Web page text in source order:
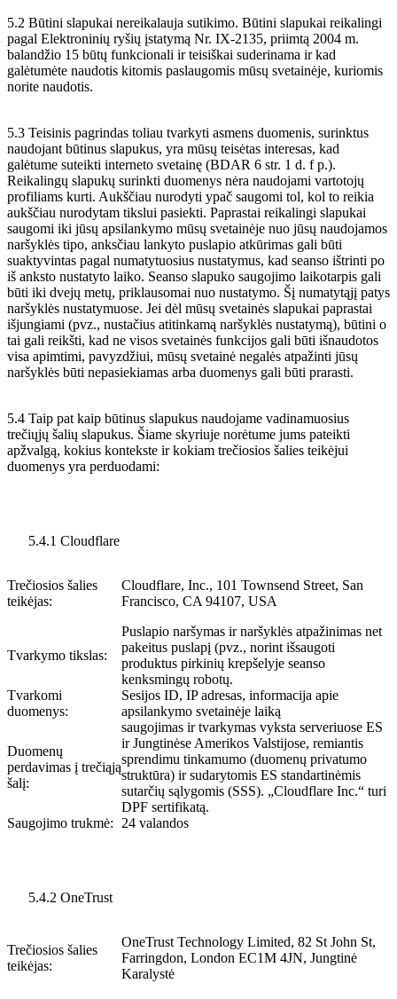
5.2 Būtini slapukai nereikalauja sutikimo. Būtini slapukai reikalingi
pagal Elektroninių ryšių įstatymą Nr. IX-2135, priimtą 2004 m.
balandžio 15 būtų funkcionali ir teisiškai suderinama ir kad
galėtumėte naudotis kitomis paslaugomis mūsų svetainėje, kuriomis
norite naudotis.
5.3 Teisinis pagrindas toliau tvarkyti asmens duomenis, surinktus
naudojant būtinus slapukus, yra mūsų teisėtas interesas, kad
galėtume suteikti interneto svetainę (BDAR 6 str. 1 d. f p.).
Reikalingų slapukų surinkti duomenys nėra naudojami vartotojų
profiliams kurti. Aukščiau nurodyti ypač saugomi tol, kol to reikia
aukščiau nurodytam tikslui pasiekti. Paprastai reikalingi slapukai
saugomi iki jūsų apsilankymo mūsų svetainėje nuo jūsų naudojamos
naršyklės tipo, anksčiau lankyto puslapio atkūrimas gali būti
suaktyvintas pagal numatytuosius nustatymus, kad seanso ištrinti po
iš anksto nustatyto laiko. Seanso slapuko saugojimo laikotarpis gali
būti iki dvejų metų, priklausomai nuo nustatymo. Šį numatytąjį patys
naršyklės nustatymuose. Jei dėl mūsų svetainės slapukai paprastai
išjungiami (pvz., nustačius atitinkamą naršyklės nustatymą), būtini o
tai gali reikšti, kad ne visos svetainės funkcijos gali būti išnaudotos
visa apimtimi, pavyzdžiui, mūsų svetainė negalės atpažinti jūsų
naršyklės būti nepasiekiamas arba duomenys gali būti prarasti.
5.4 Taip pat kaip būtinus slapukus naudojame vadinamuosius
trečiųjų šalių slapukus. Šiame skyriuje norėtume jums pateikti
apžvalgą, kokius kontekste ir kokiam trečiosios šalies teikėjui
duomenys yra perduodami:
5.4.1 Cloudflare
Trečiosios šalies
teikėjas:
Cloudflare, Inc., 101 Townsend Street, San
Francisco, CA 94107, USA
Tvarkymo tikslas:
Puslapio naršymas ir naršyklės atpažinimas net
pakeitus puslapį (pvz., norint išsaugoti
produktus pirkinių krepšelyje seanso
kenksmingų robotų.
Tvarkomi
duomenys:
Sesijos ID, IP adresas, informacija apie
apsilankymo svetainėje laiką
Duomenų
perdavimas į trečiąją
šalį:
saugojimas ir tvarkymas vyksta serveriuose ES
ir Jungtinėse Amerikos Valstijose, remiantis
sprendimu tinkamumo (duomenų privatumo
struktūra) ir sudarytomis ES standartinėmis
sutarčių sąlygomis (SSS). „Cloudflare Inc.“ turi
DPF sertifikatą.
Saugojimo trukmė:
24 valandos
5.4.2 OneTrust
Trečiosios šalies
teikėjas:
OneTrust Technology Limited, 82 St John St,
Farringdon, London EC1M 4JN, Jungtinė
Karalystė